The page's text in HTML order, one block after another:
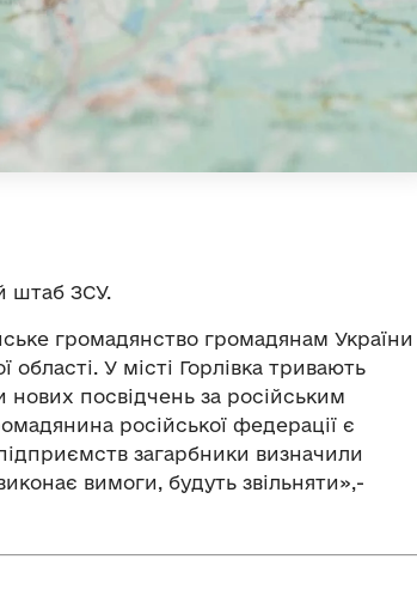
штаб ЗСУ.
громадянство громадянам України
У місті Горлівка тривають
посвідчень за російським
російської федерації є
загарбники визначили
вимоги, будуть звільняти»,-